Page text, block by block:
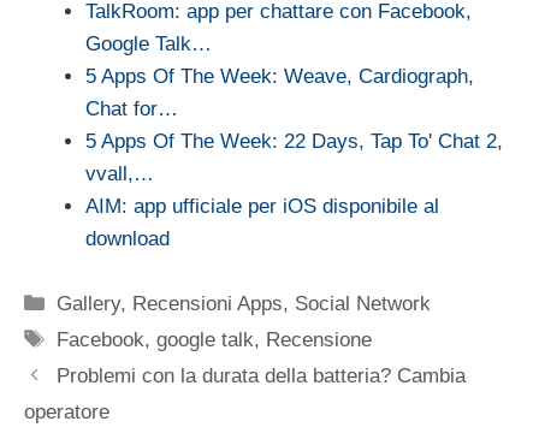
TalkRoom: app per chattare con Facebook,
Google Talk…
5 Apps Of The Week: Weave, Cardiograph,
Chat for…
5 Apps Of The Week: 22 Days, Tap To' Chat 2,
vvall,…
AIM: app ufficiale per iOS disponibile al
download
Categorie
Gallery, Recensioni Apps, Social Network
Tag
Facebook,google talk, Recensione
Problemi con la durata della batteria? Cambia
operatore